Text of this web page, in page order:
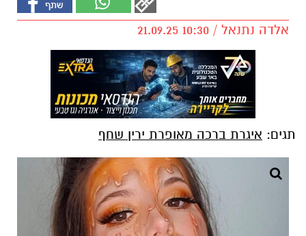
אלדה נתנאל / 10:30 21.09.25
תגים: איגרת ברכה מאופרת ירין שחף